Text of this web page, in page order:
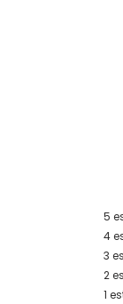
5
4
3
2
1